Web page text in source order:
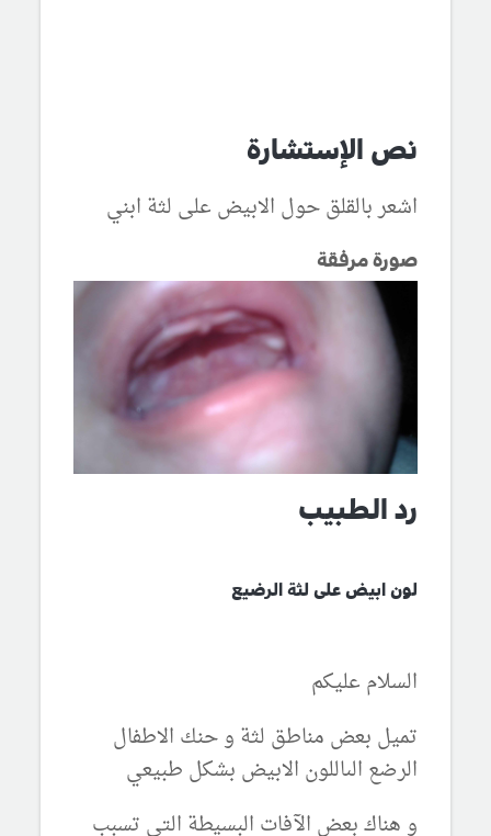
نص الإستشارة
اشعر بالقلق حول الابيض على لثة ابني
صورة مرفقة
رد الطبيب
لون ابيض على لثة الرضيع
السلام عليكم
تميل بعض مناطق لثة و حنك الاطفال
الرضع الىاللون الابيض بشكل طبيعي
و هناك بعض الآفات البسيطة التي تسبب